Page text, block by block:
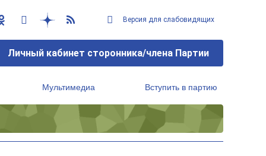
Версия для слабовидящих
Личный кабинет сторонника/члена Партии
Мультимедиа Вступить в партию